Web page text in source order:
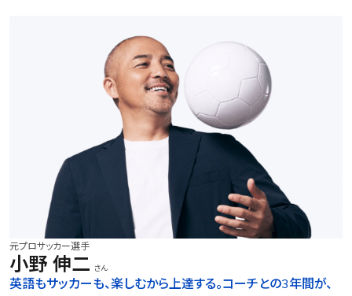
元プロサッカー選手
小野 伸二 さん
英語もサッカーも、楽しむから上達する。コーチとの3年間が、